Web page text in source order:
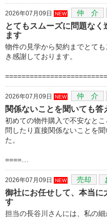
2026年07月09日 NEW 仲 介
とてもスムーズに問題なく
ます
物件の見学から契約までとて
き感謝しております。
2026年07月09日 NEW 仲 介
関係ないことを聞いても
初めての物件購入で不安なと
問したり直接関係ないことを
た。
====…
2026年07月09日 NEW 売却
御社にお任せして、本当に
す
担当の長谷川さんには、私の